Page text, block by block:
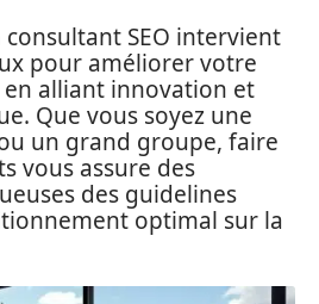
SEO intervient
pour améliorer votre
alliant innovation et
Que vous soyez une
un grand groupe, faire
vous assure des
des guidelines
optimal sur la